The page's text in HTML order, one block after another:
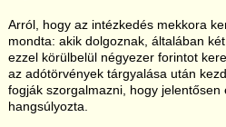
Arról, hogy az intézkedés mekkora
mondta: akik dolgoznak, általában
ezzel körülbelül négyezer forintot
az adótörvények tárgyalása után
fogják szorgalmazni, hogy
hangsúlyozta.